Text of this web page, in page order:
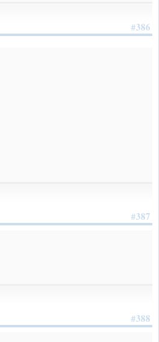
#386
#387
#388